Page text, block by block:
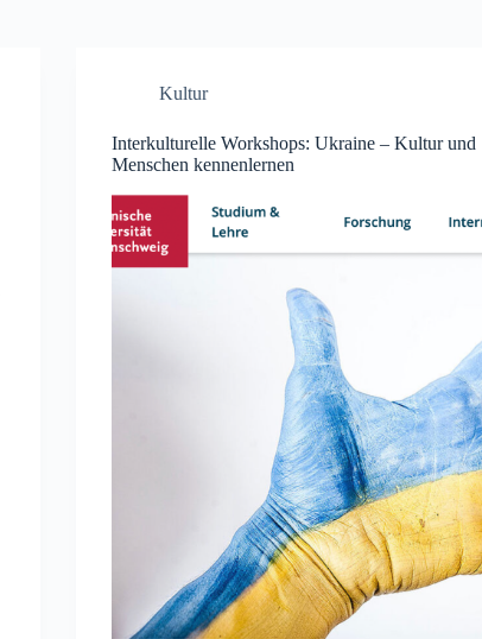
Kultur
Interkulturelle Workshops: Ukraine – Kultur und
Menschen kennenlernen